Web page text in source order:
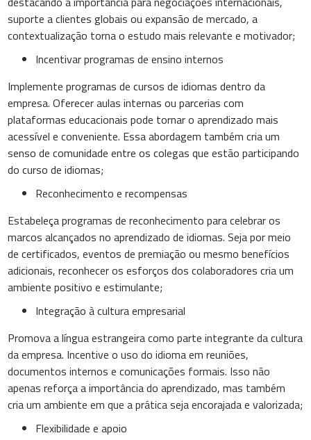
suporte a clientes globais ou expansão de mercado, a
contextualização torna o estudo mais relevante e motivador;
Incentivar programas de ensino internos
Implemente programas de cursos de idiomas dentro da
empresa. Oferecer aulas internas ou parcerias com
plataformas educacionais pode tornar o aprendizado mais
acessível e conveniente. Essa abordagem também cria um
senso de comunidade entre os colegas que estão participando
do curso de idiomas;
Reconhecimento e recompensas
Estabeleça programas de reconhecimento para celebrar os
marcos alcançados no aprendizado de idiomas. Seja por meio
de certificados, eventos de premiação ou mesmo benefícios
adicionais, reconhecer os esforços dos colaboradores cria um
ambiente positivo e estimulante;
Integração à cultura empresarial
Promova a língua estrangeira como parte integrante da cultura
da empresa. Incentive o uso do idioma em reuniões,
documentos internos e comunicações formais. Isso não
apenas reforça a importância do aprendizado, mas também
cria um ambiente em que a prática seja encorajada e valorizada;
Flexibilidade e apoio